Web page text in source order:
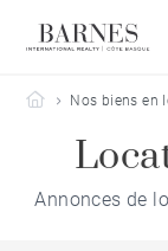
Barnes Côte
Nos biens en
Annonces de